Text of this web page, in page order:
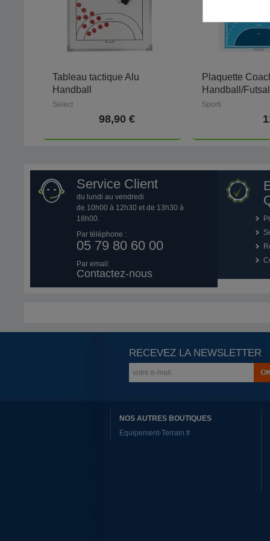
Tableau tactique Alu
Handball
Select
98,90 €
Plaquette
Handball/Futsal
Sporti
Service Client
du lundi au vendredi
de 10h00 à 12h30 et de 13h30 à
18h00.
Par téléphone :
05 79 80 60 00
Par email:
Contactez-nous
RECEVEZ LA NEWSLETTER
NOS AUTRES BOUTIQUES
Equipement-Terrain.fr